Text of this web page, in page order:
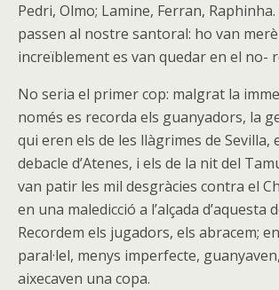
Pedri, Olmo; Lamine, Ferran,
passen al nostre santoral: ho van
increïblement es van quedar en el no-
No seria el primer cop: malgrat la
només es recorda els guanyadors, la
qui eren els de les llàgrimes de Sevilla,
debacle d’Atenes, i els de la nit del
van patir les mil desgràcies contra el
en una maledicció a l’alçada d’aquesta
Recordem els jugadors, els abracem;
paral·lel, menys imperfecte,
aixecaven una copa.